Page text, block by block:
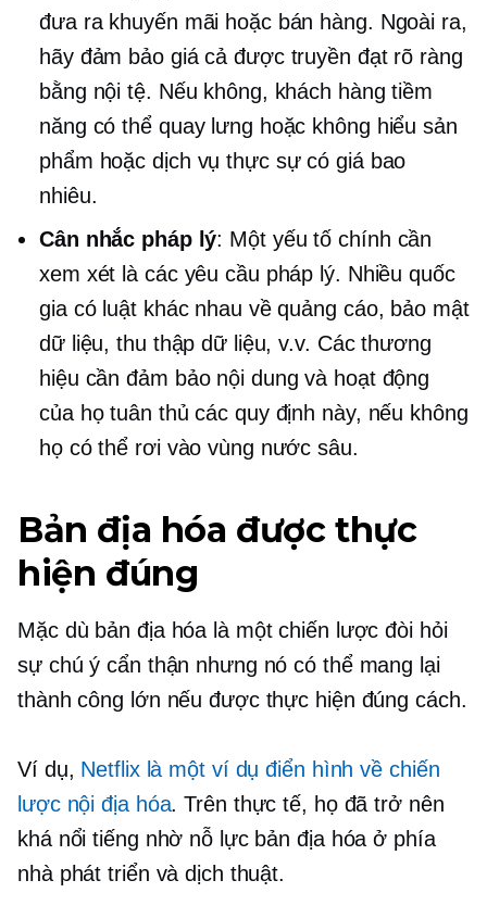
đưa ra khuyến mãi hoặc bán hàng. Ngoài ra,
hãy đảm bảo giá cả được truyền đạt rõ ràng
bằng nội tệ. Nếu không, khách hàng tiềm
năng có thể quay lưng hoặc không hiểu sản
phẩm hoặc dịch vụ thực sự có giá bao
nhiêu.
Cân nhắc pháp lý: Một yếu tố chính cần
xem xét là các yêu cầu pháp lý. Nhiều quốc
gia có luật khác nhau về quảng cáo, bảo mật
dữ liệu, thu thập dữ liệu, v.v. Các thương
hiệu cần đảm bảo nội dung và hoạt động
của họ tuân thủ các quy định này, nếu không
họ có thể rơi vào vùng nước sâu.
Bản địa hóa được thực
hiện đúng
Mặc dù bản địa hóa là một chiến lược đòi hỏi
sự chú ý cẩn thận nhưng nó có thể mang lại
thành công lớn nếu được thực hiện đúng cách.
Ví dụ, Netflix là một ví dụ điển hình về chiến
lược nội địa hóa. Trên thực tế, họ đã trở nên
khá nổi tiếng nhờ nỗ lực bản địa hóa ở phía
nhà phát triển và dịch thuật.